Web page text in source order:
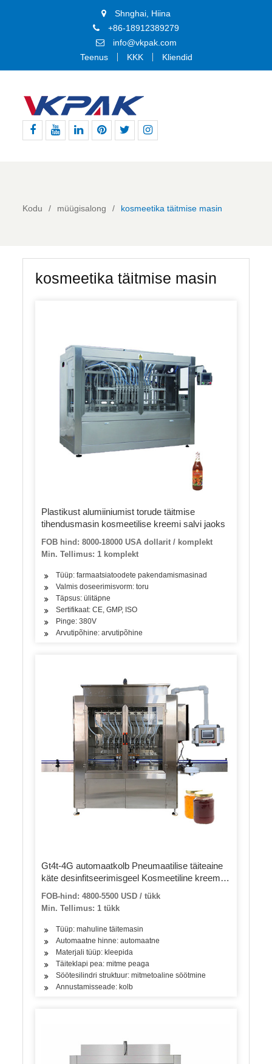
Shnghai, Hiina
+86-18912389279
info@vkpak.com
Teenus
KKK Kliendid
Kodu müügisalong kosmeetika täitmise masin
kosmeetika täitmise masin
Plastikust alumiiniumist torude täitmise
tihendusmasin kosmeetilise kreemi salvi jaoks
FOB hind: 8000-18000 USA dollarit / komplekt
Min. Tellimus: 1 komplekt
Tüüp: farmaatsiatoodete pakendamismasinad
Valmis doseerimisvorm: toru
Täpsus: ülitäpne
Sertifikaat: CE, GMP, ISO
Pinge: 380V
Arvutipõhine: arvutipõhine
Gt4t-4G automaatkolb Pneumaatilise täiteaine
käte desinfitseerimisgeel Kosmeetiline kreem
masin
FOB-hind: 4800-5500 USD / tükk
Min. Tellimus: 1 tükk
Tüüp: mahuline täitemasin
Automaatne hinne: automaatne
Materjali tüüp: kleepida
Täiteklapi pea: mitme peaga
Söötesilindri struktuur: mitmetoaline söötmine
Annustamisseade: kolb